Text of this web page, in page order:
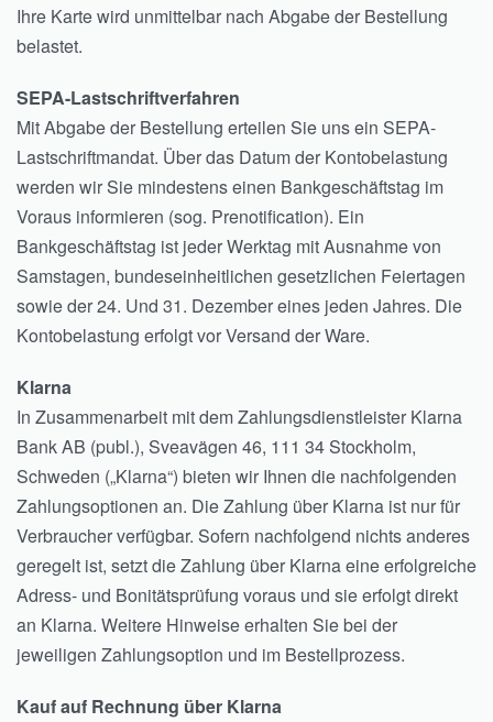
Ihre Karte wird unmittelbar nach Abgabe der Bestellung
belastet.
SEPA-Lastschriftverfahren
Mit Abgabe der Bestellung erteilen Sie uns ein SEPA-
Lastschriftmandat. Über das Datum der Kontobelastung
werden wir Sie mindestens einen Bankgeschäftstag im
Voraus informieren (sog. Prenotification). Ein
Bankgeschäftstag ist jeder Werktag mit Ausnahme von
Samstagen, bundeseinheitlichen gesetzlichen Feiertagen
sowie der 24. Und 31. Dezember eines jeden Jahres. Die
Kontobelastung erfolgt vor Versand der Ware.
Klarna
In Zusammenarbeit mit dem Zahlungsdienstleister Klarna
Bank AB (publ.), Sveavägen 46, 111 34 Stockholm,
Schweden („Klarna“) bieten wir Ihnen die nachfolgenden
Zahlungsoptionen an. Die Zahlung über Klarna ist nur für
Verbraucher verfügbar. Sofern nachfolgend nichts anderes
geregelt ist, setzt die Zahlung über Klarna eine erfolgreiche
Adress- und Bonitätsprüfung voraus und sie erfolgt direkt
an Klarna. Weitere Hinweise erhalten Sie bei der
jeweiligen Zahlungsoption und im Bestellprozess.
Kauf auf Rechnung über Klarna